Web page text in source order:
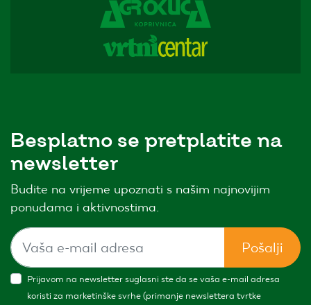
Besplatno se pretplatite na
newsletter
Budite na vrijeme upoznati s našim najnovijim
ponudama i aktivnostima.
Pošalji
Prijavom na newsletter suglasni ste da se vaša e-mail adresa
koristi za marketinške svrhe (primanje newslettera tvrtke